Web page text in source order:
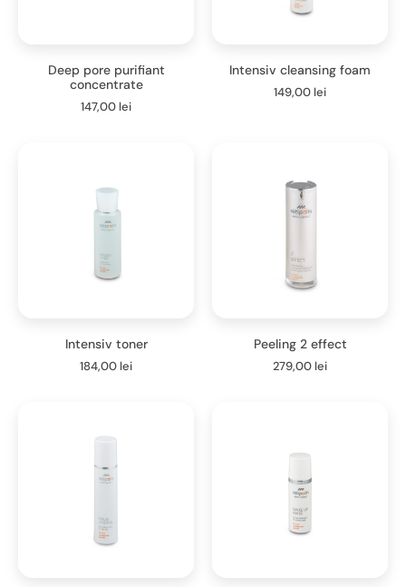
Deep pore purifiant
concentrate
147,00 lei
Intensiv cleansing foam
149,00 lei
Intensiv toner
184,00 lei
Peeling 2 effect
279,00 lei